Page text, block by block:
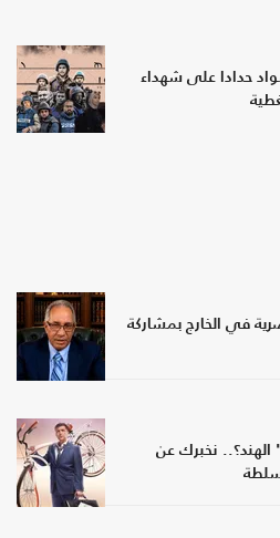
حدادا على شهداء
في الخارج بمشاركة
الهند؟.. نخبرك عن